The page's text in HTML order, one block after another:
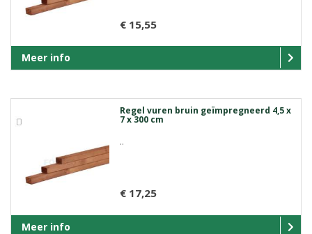
€ 15,55
Meer info
Regel vuren bruin geïmpregneerd 4,5 x
7 x 300 cm
..
€ 17,25
Meer info